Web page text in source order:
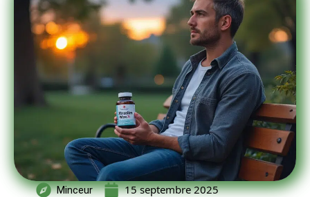
Minceur 15 septembre 2025